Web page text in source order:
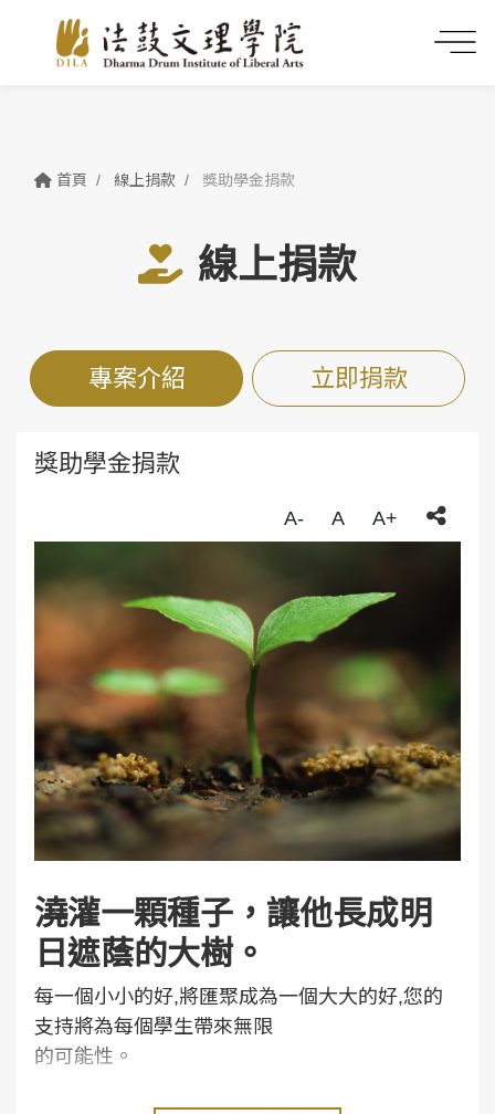
首頁 線上捐款 獎助學金捐款
線上捐款
專案介紹 立即捐款
獎助學金捐款
A- A A+
澆灌一顆種子，讓他長成明
日遮蔭的大樹。
每一個小小的好,將匯聚成為一個大大的好,您的
支持將為每個學生帶來無限
的可能性。